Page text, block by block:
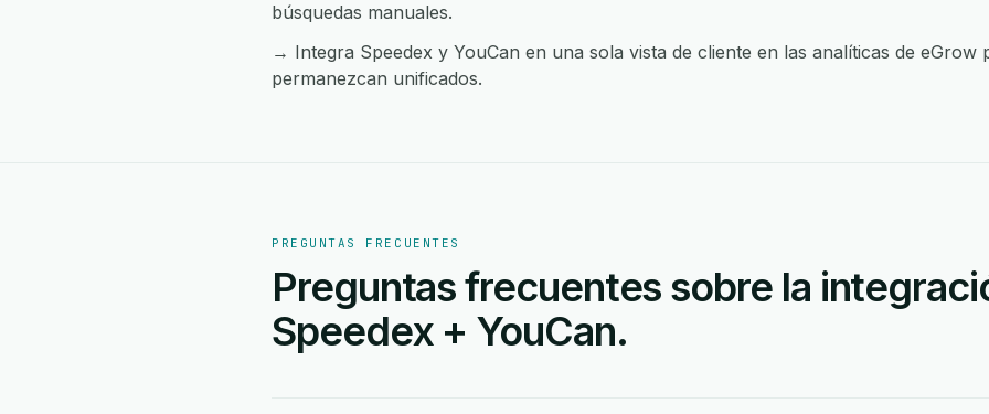
búsquedas manuales.
→ Integra Speedex y YouCan en una sola vista de cliente en las analíticas de eGrow
permanezcan unificados.
PREGUNTAS FRECUENTES
Preguntas frecuentes sobre la
Speedex + YouCan.